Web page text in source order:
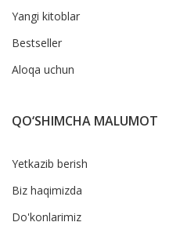
Yangi kitoblar
Bestseller
Aloqa uchun
QO‘SHIMCHA MALUMOT
Yetkazib berish
Biz haqimizda
Do'konlarimiz